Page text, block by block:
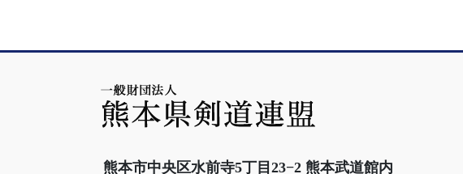
熊本市中央区水前寺5丁目23−2 熊本武道館内